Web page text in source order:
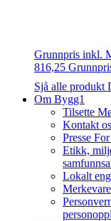
Grunnpris inkl.
816,25
Sjå alle produkt
Om Bygg1
Tilsette
Kontakt
Presse For
Etikk,
Lokalt